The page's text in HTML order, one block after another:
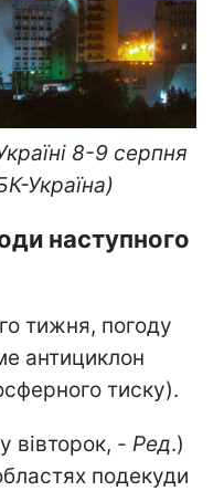
8-9 серпня
Україна)
наступного
тижня, погоду
антициклон
тиску).
вівторок, - Ред.)
подекуди